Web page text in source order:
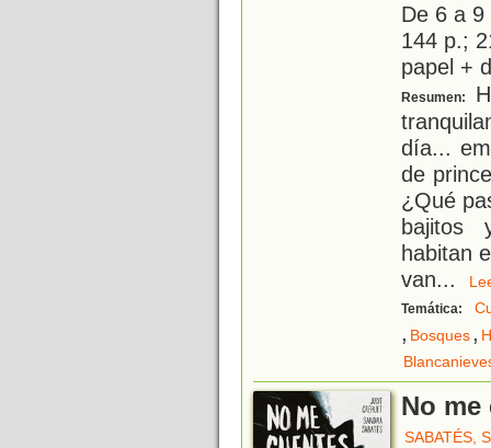
De 6 a
144 p.;
papel +
Resumen:
día...
de
¿Qué
bajitos
habitan
van...
Temática:
, Bosques,
No
SABATÉS,